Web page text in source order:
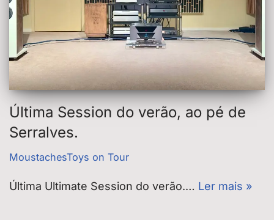
Última Session do verão, ao pé de
Serralves.
MoustachesToys on Tour
Última Ultimate Session do verão.… Ler mais »